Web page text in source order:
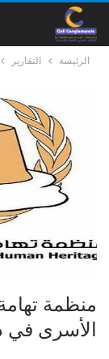
الرئيسة التقارير
منظمة
الأسرى في